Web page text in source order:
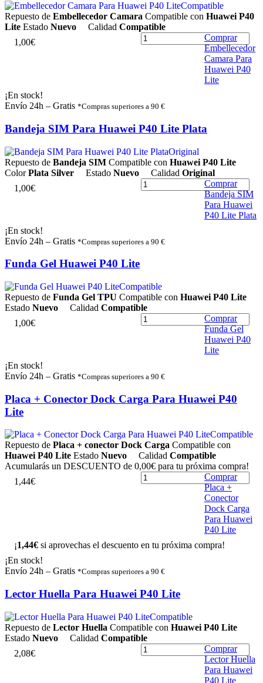
Compatible
Repuesto de Embellecedor Camara Compatible con Huawei P40
Lite Estado Nuevo Calidad Compatible
1 ,00€
Comprar
Embellecedor
Camara Para
Huawei P40
Lite
¡En stock!
Envío 24h – Gratis *Compras superiores a 90 €
Bandeja SIM Para Huawei P40 Lite Plata
Original
Repuesto de Bandeja SIM Compatible con Huawei P40 Lite
Color Plata Silver Estado Nuevo Calidad Original
1 ,00€
Comprar
Bandeja SIM
Para Huawei
P40 Lite Plata
¡En stock!
Envío 24h – Gratis *Compras superiores a 90 €
Funda Gel Huawei P40 Lite
Compatible
Repuesto de Funda Gel TPU Compatible con Huawei P40 Lite
Estado Nuevo Calidad Compatible
1 ,00€
Comprar
Funda Gel
Huawei P40
Lite
¡En stock!
Envío 24h – Gratis *Compras superiores a 90 €
Placa + Conector Dock Carga Para Huawei P40
Lite
Compatible
Repuesto de Placa + conector Dock Carga Compatible con
Huawei P40 Lite Estado Nuevo Calidad Compatible
Acumularás un DESCUENTO de 0,00€ para tu próxima compra!
1 ,44€
Comprar
Placa +
Conector
Dock Carga
Para Huawei
P40 Lite
¡1,44€ si aprovechas el descuento en tu próxima compra!
¡En stock!
Envío 24h – Gratis *Compras superiores a 90 €
Lector Huella Para Huawei P40 Lite
Compatible
Repuesto de Lector Huella Compatible con Huawei P40 Lite
Estado Nuevo Calidad Compatible
2,08€
Comprar
Lector Huella
Para Huawei
P40 Lite